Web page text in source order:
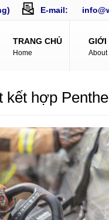
E-mail:
TRANG CHỦ
Home
GIỚI
About
kết hợp